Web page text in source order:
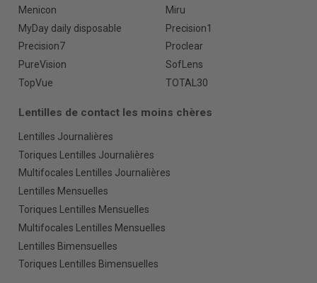
Menicon
Miru
MyDay daily disposable
Precision1
Precision7
Proclear
PureVision
SofLens
TopVue
TOTAL30
Lentilles de contact les moins chères
Lentilles Journalières
Toriques Lentilles Journalières
Multifocales Lentilles Journalières
Lentilles Mensuelles
Toriques Lentilles Mensuelles
Multifocales Lentilles Mensuelles
Lentilles Bimensuelles
Toriques Lentilles Bimensuelles